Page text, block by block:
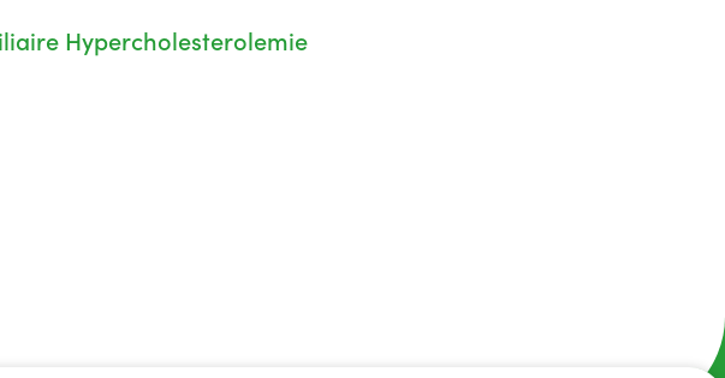
Hypercholesterolemie